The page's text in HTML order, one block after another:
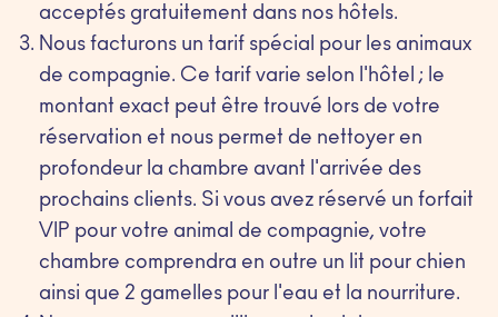
acceptés gratuitement dans nos hôtels.
Nous facturons un tarif spécial pour les animaux
de compagnie. Ce tarif varie selon l'hôtel ; le
montant exact peut être trouvé lors de votre
réservation et nous permet de nettoyer en
profondeur la chambre avant l'arrivée des
prochains clients. Si vous avez réservé un forfait
VIP pour votre animal de compagnie, votre
chambre comprendra en outre un lit pour chien
ainsi que 2 gamelles pour l'eau et la nourriture.